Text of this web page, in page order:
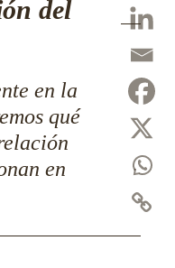
del
en la
qué
en